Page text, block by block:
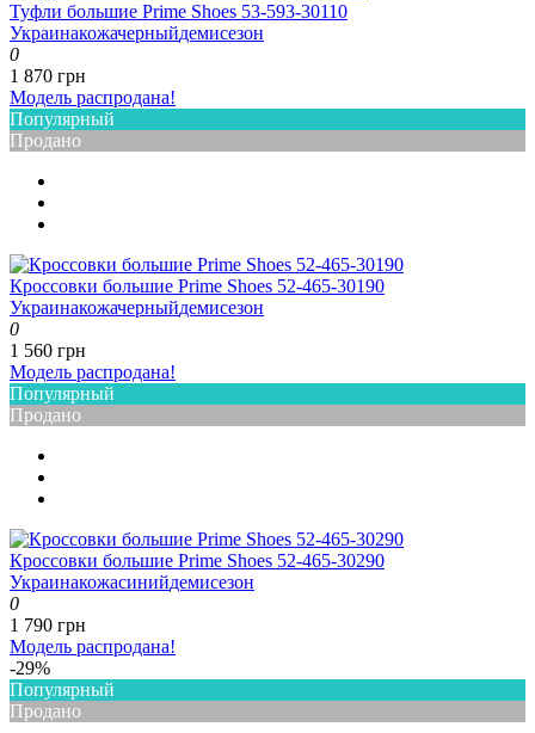
Туфли большие Prime Shoes 53-593-30110
Украинакожачерныйдемисезон
0
1 870 грн
Модель распродана!
Популярный
Продано
Кроссовки большие Prime Shoes 52-465-30190
Украинакожачерныйдемисезон
0
1 560 грн
Модель распродана!
Популярный
Продано
Кроссовки большие Prime Shoes 52-465-30290
Украинакожасинийдемисезон
0
1 790 грн
Модель распродана!
-29%
Популярный
Продано